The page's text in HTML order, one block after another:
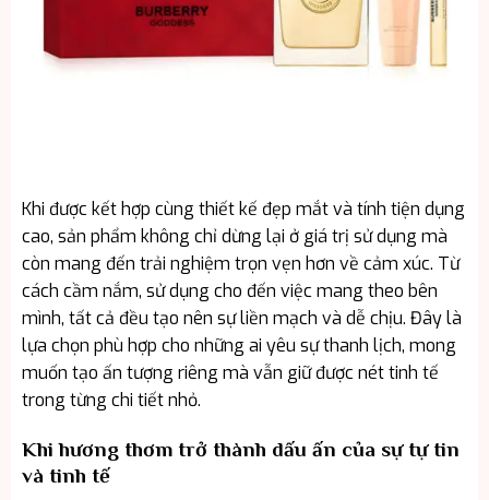
Khi được kết hợp cùng thiết kế đẹp mắt và tính tiện dụng
cao, sản phẩm không chỉ dừng lại ở giá trị sử dụng mà
còn mang đến trải nghiệm trọn vẹn hơn về cảm xúc. Từ
cách cầm nắm, sử dụng cho đến việc mang theo bên
mình, tất cả đều tạo nên sự liền mạch và dễ chịu. Đây là
lựa chọn phù hợp cho những ai yêu sự thanh lịch, mong
muốn tạo ấn tượng riêng mà vẫn giữ được nét tinh tế
trong từng chi tiết nhỏ.
Khi hương thơm trở thành dấu ấn của sự tự tin
và tinh tế